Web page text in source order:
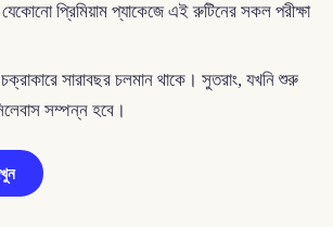
প্রিমিয়াম প্যাকেজে এই রুটিনের সকল পরীক্ষা
চক্রাকারে সারাবছর চলমান থাকে। সুতরাং, যখনি শুরু
সম্পন্ন হবে।